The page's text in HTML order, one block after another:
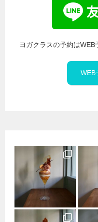
ヨガクラスの予約はWEB
WEB